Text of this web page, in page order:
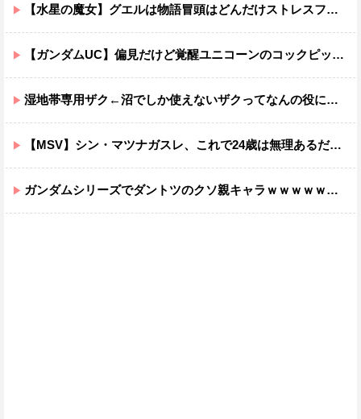
【水星の魔女】グエルは物語冒頭はどんだけストレスフルだったんだよ…ってなる
【ガンダムUC】偏見だけど覚醒ユニコーンのコックピットってエアコンの効きが強そうでいいよね
湿地帯専用ザク←沼でしか使えないザクってなんの役に立つ設定なんだ？
【MSV】シン・マツナガスレ、これで24歳は無理あるだろ…
ガンダムシリーズでダントツのクソ親キャラｗｗｗｗｗｗｗｗｗｗｗｗ